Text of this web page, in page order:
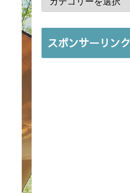
スポンサーリンク